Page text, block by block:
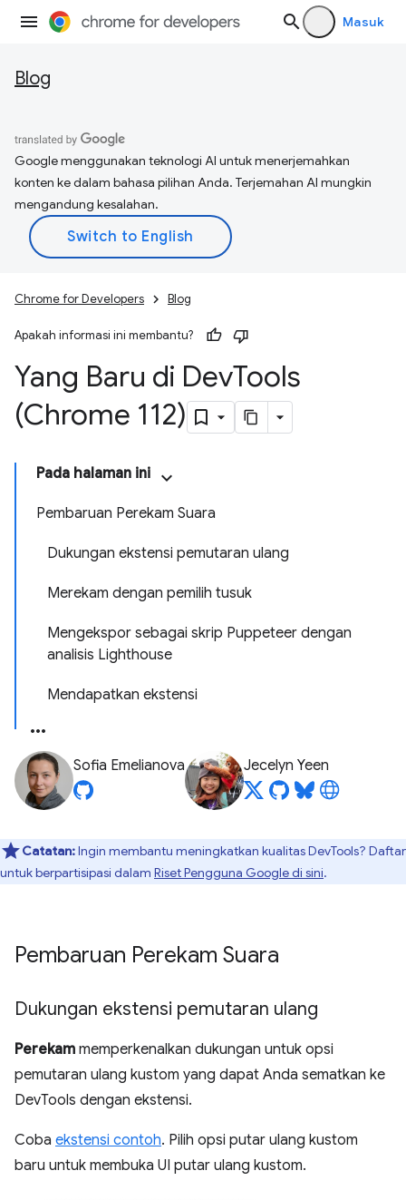
Masuk
Blog
Google menggunakan teknologi AI untuk menerjemahkan
konten ke dalam bahasa pilihan Anda. Terjemahan AI mungkin
mengandung kesalahan.
Chrome for Developers Blog
Apakah informasi ini membantu?
Yang Baru di DevTools
(Chrome 112)
Pada halaman ini
Pembaruan Perekam Suara
Dukungan ekstensi pemutaran ulang
Merekam dengan pemilih tusuk
Mengekspor sebagai skrip Puppeteer dengan
analisis Lighthouse
Mendapatkan ekstensi
Sofia Emelianova Jecelyn Yeen
Catatan:Ingin membantu meningkatkan kualitas DevTools? Daftar
untuk berpartisipasi dalam Riset Pengguna Google di sini.
Pembaruan Perekam Suara
Dukungan ekstensi pemutaran ulang
Perekam memperkenalkan dukungan untuk opsi
pemutaran ulang kustom yang dapat Anda sematkan ke
DevTools dengan ekstensi.
Coba ekstensi contoh. Pilih opsi putar ulang kustom
baru untuk membuka UI putar ulang kustom.